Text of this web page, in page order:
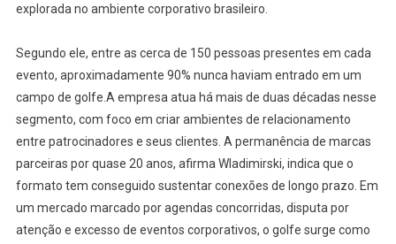
explorada no ambiente corporativo brasileiro.
Segundo ele, entre as cerca de 150 pessoas presentes em cada
evento, aproximadamente 90% nunca haviam entrado em um
campo de golfe.A empresa atua há mais de duas décadas nesse
segmento, com foco em criar ambientes de relacionamento
entre patrocinadores e seus clientes. A permanência de marcas
parceiras por quase 20 anos, afirma Wladimirski, indica que o
formato tem conseguido sustentar conexões de longo prazo. Em
um mercado marcado por agendas concorridas, disputa por
atenção e excesso de eventos corporativos, o golfe surge como